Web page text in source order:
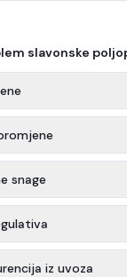
slavonske
snage
iz uvoza